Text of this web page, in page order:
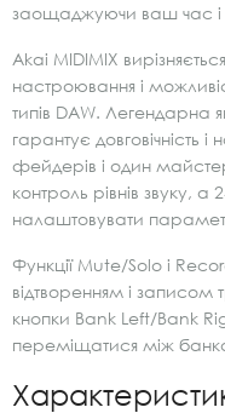
заощаджуючи ваш час і
Akai MIDIMIX
настроювання і
типів DAW. Легендарна
гарантує довговічність і
фейдерів і один
контроль рівнів звуку, а
налаштовувати
Функції Mute/Solo і
відтворенням і
кнопки Bank Left/Bank
переміщатися між